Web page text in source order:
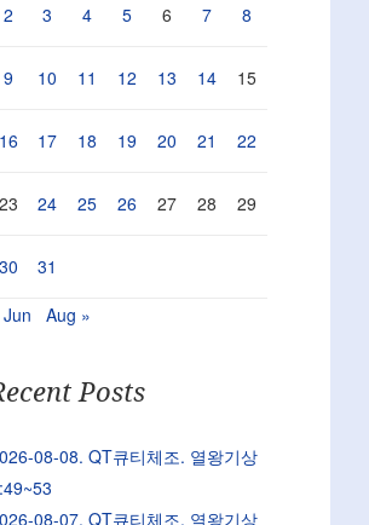
2 3 4 5 6 7 8
9 10 11 12 13 14 15
16 17 18 19 20 21 22
23 24 25 26 27 28 29
30
31
Aug »
Posts
08-08. QT큐티체조. 열왕기상
08-07. QT큐티체조. 열왕기상